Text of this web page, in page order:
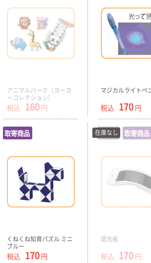
アニマルパーク（ヨーヨ
ーコレクション）
税込 160 円
マジカルライトペ
税込 170 円
取寄商品
くねくね知育パズル ミニ
ブルー
税込 170 円
在庫切 取寄商品
遮光板
税込 170 円
在庫なし